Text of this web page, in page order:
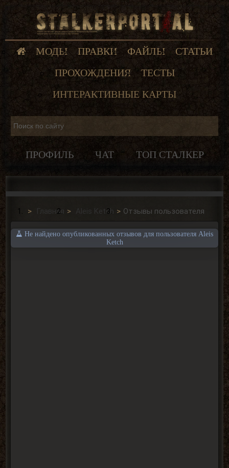
МОДЫ ПРАВКИ ФАЙЛЫ
СТАТЬИ
ПРОХОЖДЕНИЯ
ТЕСТЫ
ИНТЕРАКТИВНЫЕ КАРТЫ
ПРОФИЛЬ ЧАТ ТОП СТАЛКЕР
Главная Aleis Ketch Отзывы пользователя
Не найдено опубликованных отзывов для пользователя Aleis
Ketch